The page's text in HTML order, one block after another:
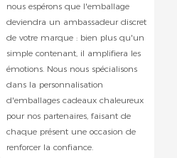
nous espérons que l'emballage
deviendra un ambassadeur discret
de votre marque : bien plus qu'un
simple contenant, il amplifiera les
émotions. Nous nous spécialisons
dans la personnalisation
d'emballages cadeaux chaleureux
pour nos partenaires, faisant de
chaque présent une occasion de
renforcer la confiance.